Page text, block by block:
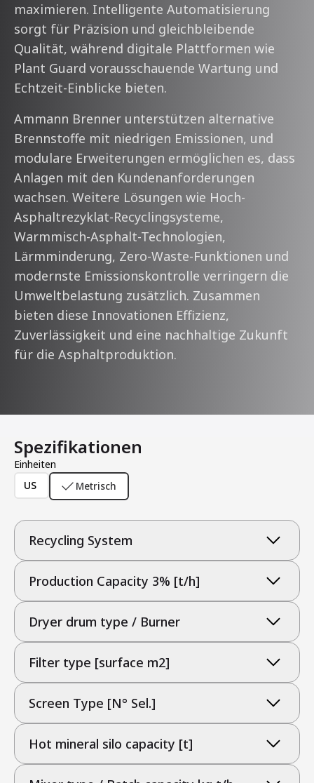
maximieren. Intelligente Automatisierung
sorgt für Präzision und gleichbleibende
Qualität, während digitale Plattformen wie
Plant Guard vorausschauende Wartung und
Echtzeit-Einblicke bieten.
Ammann Brenner unterstützen alternative
Brennstoffe mit niedrigen Emissionen, und
modulare Erweiterungen ermöglichen es, dass
Anlagen mit den Kundenanforderungen
wachsen. Weitere Lösungen wie Hoch-
Asphaltrezyklat-Recyclingsysteme,
Warmmisch-Asphalt-Technologien,
Lärmminderung, Zero-Waste-Funktionen und
modernste Emissionskontrolle verringern die
Umweltbelastung zusätzlich. Zusammen
bieten diese Innovationen Effizienz,
Zuverlässigkeit und eine nachhaltige Zukunft
für die Asphaltproduktion.
Spezifikationen
Einheiten
US
Metrisch
Recycling System
Production Capacity 3% [t/h]
Dryer drum type / Burner
Filter type [surface m2]
Screen Type [N° Sel.]
Hot mineral silo capacity [t]